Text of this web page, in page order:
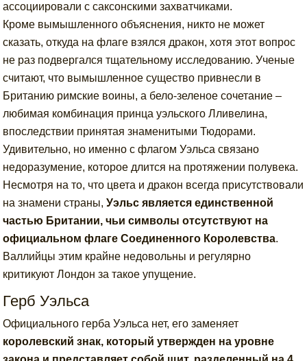
ассоциировали с саксонскими захватчиками.
Кроме вымышленного объяснения, никто не может
сказать, откуда на флаге взялся дракон, хотя этот вопрос
не раз подвергался тщательному исследованию. Ученые
считают, что вымышленное существо привнесли в
Британию римские воины, а бело-зеленое сочетание –
любимая комбинация принца уэльского Лливелина,
впоследствии принятая знаменитыми Тюдорами.
Удивительно, но именно с флагом Уэльса связано
недоразумение, которое длится на протяжении полувека.
Несмотря на то, что цвета и дракон всегда присутствовали
на знамени страны,Уэльс является единственной
частью Британии, чьи символы отсутствуют на
официальном флаге Соединенного Королевства.
Валлийцы этим крайне недовольны и регулярно
критикуют Лондон за такое упущение.
Герб Уэльса
Официального герба Уэльса нет, его заменяет
королевский знак, который утвержден на уровне